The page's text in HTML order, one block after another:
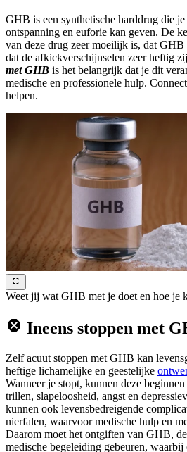
GHB is een synthetische harddrug die
ontspanning en euforie kan geven. De
van deze drug zeer moeilijk is, dat
dat de afkickverschijnselen zeer heftig
met GHB is het belangrijk dat je dit
medische en professionele hulp.
helpen.
Weet jij wat GHB met je doet en hoe je
Ineens stoppen met
Zelf acuut stoppen met GHB kan
heftige lichamelijke en geestelijke
Wanneer je stopt, kunnen deze
trillen, slapeloosheid, angst en
kunnen ook levensbedreigende
nierfalen, waarvoor medische hulp en
Daarom moet het ontgiften van GHB,
medische begeleiding gebeuren,